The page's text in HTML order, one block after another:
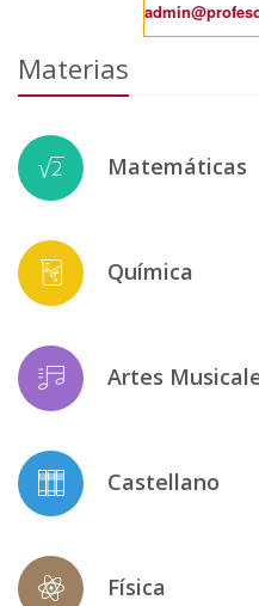
Materias
Matemáticas
Química
Artes
Castellano
Física